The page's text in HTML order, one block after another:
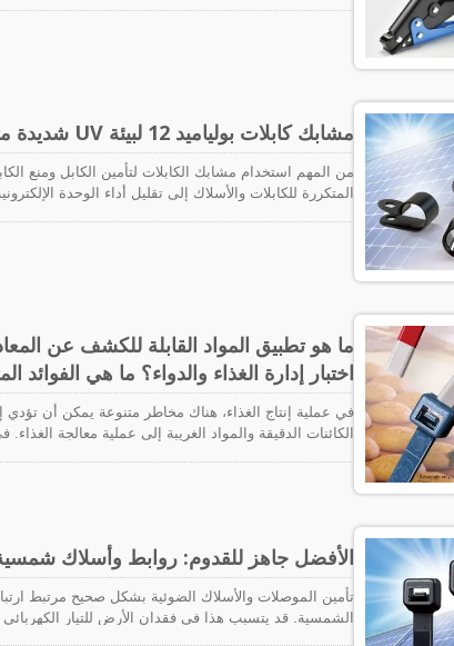
مشابك كابلات بولياميد 12 لبيئة UV شديدة متاحة الآن!
من المهم استخدام مشابك الكابلات لتأمين الكابل ومنع
المتكررة للكابلات والأسلاك إلى تقليل أداء الوحدة
في الهواء الطلق والداخل. إنه الخيار الأفضل للاستخدام
الطاقة الشمسية، والطائرات، والفضاء، وما إلى ذلك.
ما هو تطبيق المواد القابلة للكشف عن
اختبار إدارة الغذاء والدواء؟ ما هي الفوائد
في عملية إنتاج الغذاء، هناك مخاطر متنوعة يمكن أن
الكائنات الدقيقة والمواد الغريبة إلى عملية معالجة
البلاستيكية القابلة للكشف عن المعادن بشكل رئيسي في
الأفضل جاهز للقدوم: روابط وأسلاك
تأمين الموصلات والأسلاك الضوئية بشكل صحيح مرتبط
الشمسية. قد يتسبب هذا في فقدان الأرض للتيار